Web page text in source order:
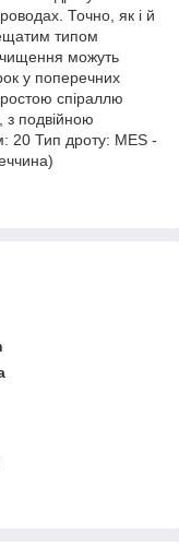
Точно, як і й
типом
можуть
у поперечних
спіраллю
з подвійною
20 Тип дроту: MES -